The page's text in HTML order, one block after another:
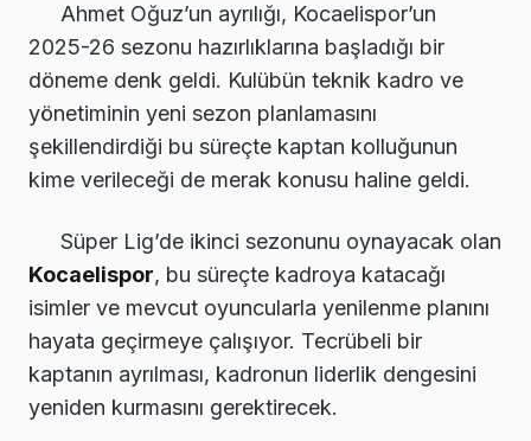
Ahmet Oğuz’un ayrılığı, Kocaelispor’un
2025-26 sezonu hazırlıklarına başladığı bir
döneme denk geldi. Kulübün teknik kadro ve
yönetiminin yeni sezon planlamasını
şekillendirdiği bu süreçte kaptan kolluğunun
kime verileceği de merak konusu haline geldi.
Süper Lig’de ikinci sezonunu oynayacak olan
Kocaelispor, bu süreçte kadroya katacağı
isimler ve mevcut oyuncularla yenilenme planını
hayata geçirmeye çalışıyor. Tecrübeli bir
kaptanın ayrılması, kadronun liderlik dengesini
yeniden kurmasını gerektirecek.